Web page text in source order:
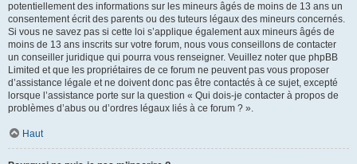
potentiellement des informations sur les mineurs âgés de moins de 13 ans un
consentement écrit des parents ou des tuteurs légaux des mineurs concernés.
Si vous ne savez pas si cette loi s’applique également aux mineurs âgés de
moins de 13 ans inscrits sur votre forum, nous vous conseillons de contacter
un conseiller juridique qui pourra vous renseigner. Veuillez noter que phpBB
Limited et que les propriétaires de ce forum ne peuvent pas vous proposer
d’assistance légale et ne doivent donc pas être contactés à ce sujet, excepté
lorsque l’assistance porte sur la question « Qui dois-je contacter à propos de
problèmes d’abus ou d’ordres légaux liés à ce forum ? ».
Haut